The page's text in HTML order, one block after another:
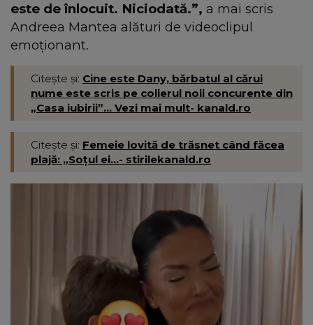
este de înlocuit. Niciodată.”, a mai scris
Andreea Mantea alături de videoclipul
emoționant.
Citește și: Cine este Dany, bărbatul al cărui
nume este scris pe colierul noii concurente din
„Casa iubirii”... Vezi mai mult- kanald.ro
Citește și: Femeie lovită de trăsnet când făcea
plajă: „Soțul ei...- stirilekanald.ro